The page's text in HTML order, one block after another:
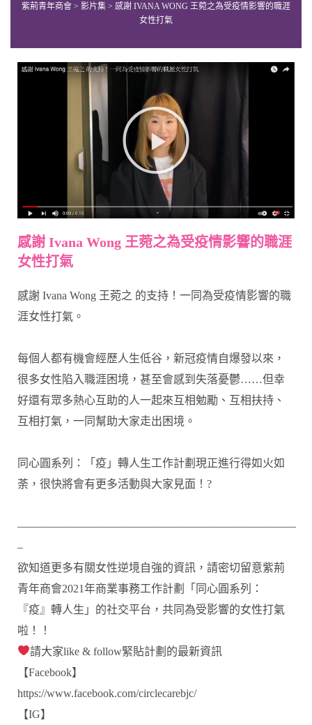
紫荊青年商會 > 影片集 > 感謝 IVANA WONG 王菀之為受疫情影響的職涯
女性打氣
感謝 Ivana Wong 王菀之為受疫情影響的職涯
女性打氣
感謝 Ivana Wong 王菀之 的支持！一同為受疫情影響的職
涯女性打氣。
每個人都有機會經歷人生低谷，新冠疫情自爆發以來，
很多女性陷入職涯困境，甚至會感到失落憂鬱……但幸
好還有眾多熱心互助的人一起來互相勉勵、互相扶持、
互相打氣，一同幫助大家走出困境。
同心圓系列：「疫」轉人生工作計劃現正進行得如火如
荼，很快將會有更多活動與大家見面！?
—————————————————————————
–
欲知道更多有關女性逆境自強的資訊，請密切留意紫荊
青年商會2021年商業事務工作計劃「同心圓系列：
『疫』轉人生」的社交平台，共同為受影響的女性打氣
啦！！
請大家like & follow緊貼計劃的最新資訊
【Facebook】
https://www.facebook.com/circlecarebjc/
【IG】